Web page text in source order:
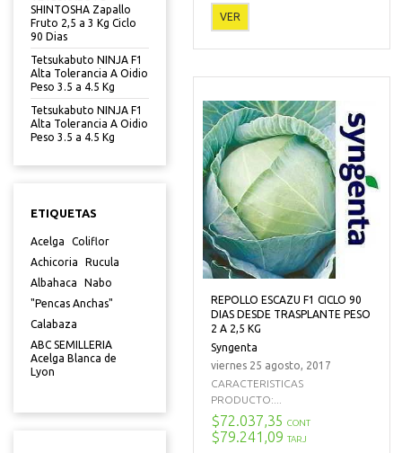
SHINTOSHA Zapallo
Fruto 2,5 a 3 Kg Ciclo
90 Dias
Tetsukabuto NINJA F1
Alta Tolerancia A Oidio
Peso 3.5 a 4.5 Kg
Tetsukabuto NINJA F1
Alta Tolerancia A Oidio
Peso 3.5 a 4.5 Kg
ETIQUETAS
Acelga
Coliflor
Achicoria
Rucula
Albahaca
Nabo
"Pencas Anchas"
Calabaza
ABC SEMILLERIA
Acelga Blanca de
Lyon
VER
REPOLLO ESCAZU F1 CICLO 90
DIAS DESDE TRASPLANTE PESO
2 A 2,5 KG
Syngenta
viernes 25 agosto, 2017
CARACTERISTICAS
PRODUCTO:...
$72.037,35 CONT
$79.241,09 TARJ